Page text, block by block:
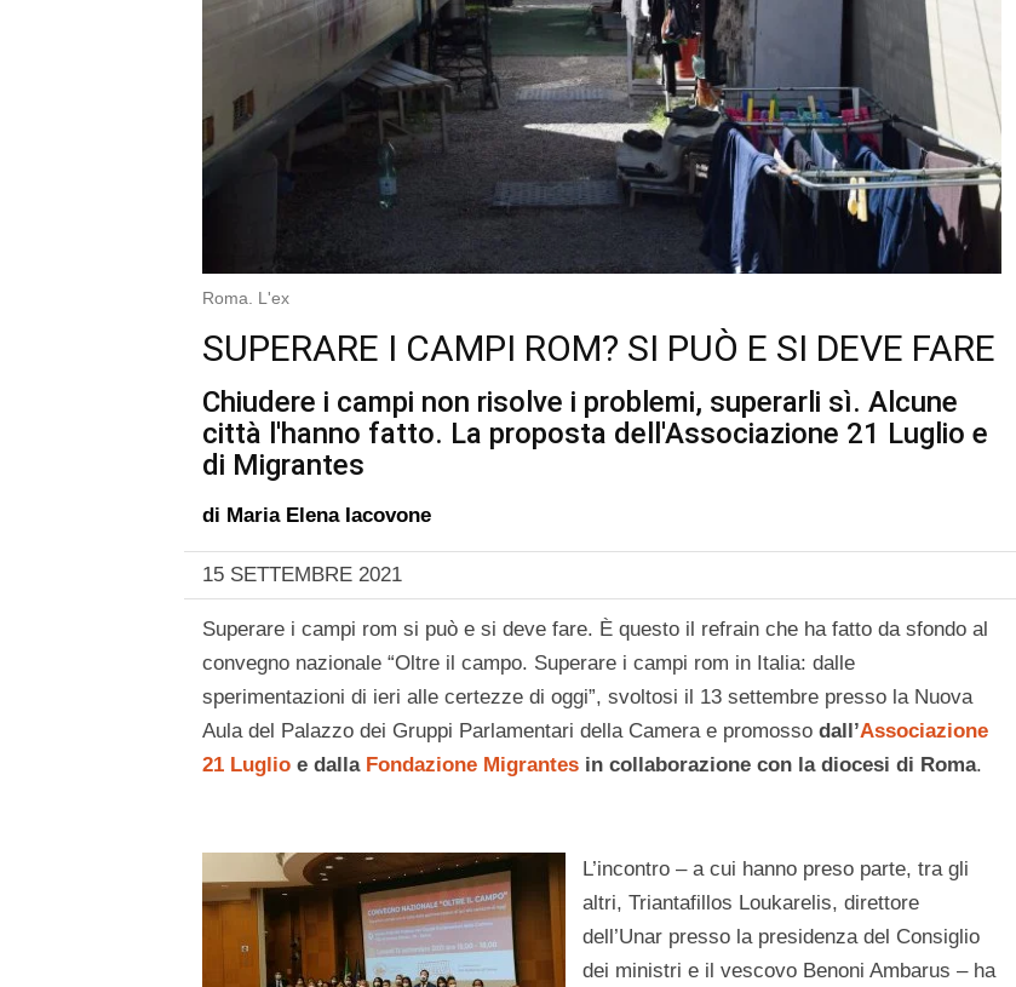
Roma. L'ex
SUPERARE I CAMPI ROM? SI PUÒ E SI DEVE FARE
Chiudere i campi non risolve i problemi, superarli sì. Alcune
città l'hanno fatto. La proposta dell'Associazione 21 Luglio e
di Migrantes
di Maria Elena Iacovone
15 SETTEMBRE 2021
Superare i campi rom si può e si deve fare. È questo il refrain che ha fatto da sfondo al
convegno nazionale “Oltre il campo. Superare i campi rom in Italia: dalle
sperimentazioni di ieri alle certezze di oggi”, svoltosi il 13 settembre presso la Nuova
Aula del Palazzo dei Gruppi Parlamentari della Camera e promosso dall’Associazione
21 Luglio e dalla Fondazione Migrantes in collaborazione con la diocesi di Roma.
L’incontro – a cui hanno preso parte, tra gli
altri, Triantafillos Loukarelis, direttore
dell’Unar presso la presidenza del Consiglio
dei ministri e il vescovo Benoni Ambarus – ha